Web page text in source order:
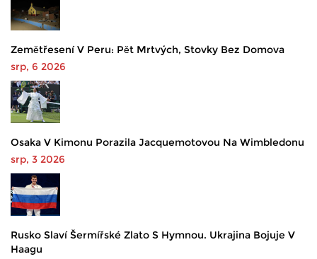
Zemětřesení V Peru: Pět Mrtvých, Stovky Bez Domova
srp, 6 2026
Osaka V Kimonu Porazila Jacquemotovou Na Wimbledonu
srp, 3 2026
Rusko Slaví Šermířské Zlato S Hymnou. Ukrajina Bojuje V
Haagu